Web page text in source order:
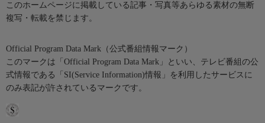
このホームページに掲載している記事・写真等あらゆる素材の無断
複写・転載を禁じます。
Official Program Data Mark（公式番組情報マーク）
このマークは「Official Program Data Mark」といい、テレビ番組の公
式情報である「SI(Service Information)情報」を利用したサービスに
のみ表記が許されているマークです。